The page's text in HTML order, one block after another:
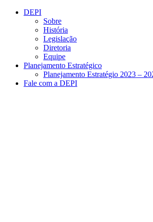
Conteúdo principal
DEPI
Sobre
História
Legislação
Diretoria
Equipe
Planejamento Estratégico
Planejamento Estratégio 2023 –
Fale com a DEPI